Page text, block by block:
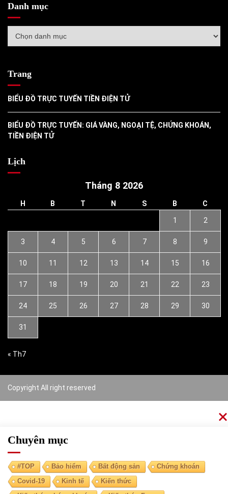
Danh mục
mục
Trang
BIỂU ĐỒ TRỰC TUYẾN TIỀN ĐIỆN TỬ
BIỂU ĐỒ TRỰC TUYẾN: GIÁ VÀNG, NGOẠI TỆ, CHỨNG KHOÁN,
TIỀN ĐIỆN TỬ
Lịch
Tháng 8 2026
H B T N S B C
1 2
3 4 5 6 7 8 9
10 11 12 13 14 15 16
17 18 19 20 21 22 23
24 25 26 27 28 29 30
31
« Th7
Copyright All right reserved
Chuyên mục
#TOP Bảo hiểm Bất động sản
Chứng khoán
Covid-19
Kinh tế
Kiến thức